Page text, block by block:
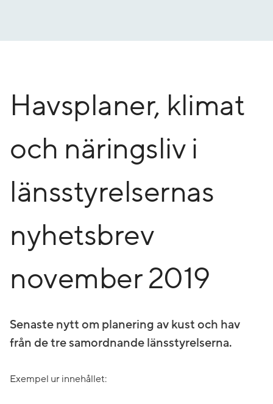
Havsplaner, klimat
och näringsliv i
länsstyrelsernas
nyhetsbrev
november 2019
Senaste nytt om planering av kust och hav
från de tre samordnande länsstyrelserna.
Exempel ur innehållet: